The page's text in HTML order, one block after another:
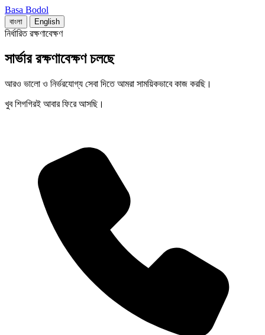
Basa Bodol
বাংলা English
নির্ধারিত রক্ষণাবেক্ষণ
সার্ভার রক্ষণাবেক্ষণ চলছে
আরও ভালো ও নির্ভরযোগ্য সেবা দিতে আমরা সাময়িকভাবে কাজ করছি।
খুব শিগগিরই আবার ফিরে আসছি।